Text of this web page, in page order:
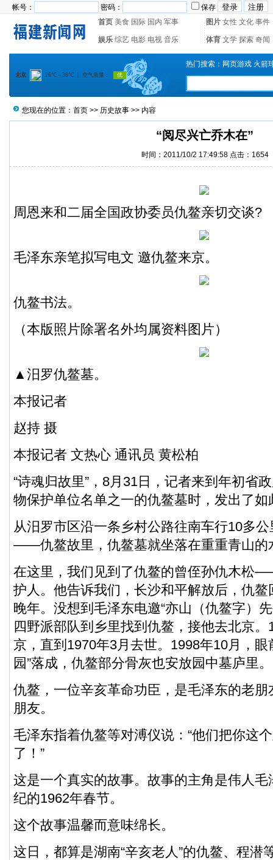
帐号： 密码：
保存
首页 美食 国际 国内 军事 图片 女性 文化 事件
娱乐 综艺 电影 电视 音乐 体育 文学 探索 奇闻
热门搜索： 网页游戏 火箭
您现在的位置： 首页 >> 历史故事 >> 内容
“阅尽兴亡乔木在”
时间：2011/10/2 17:49:58 点击：1654
周恩来和二届全国政协委员仇鳌亲切交谈?
毛泽东亲笔拟写电文 邀仇鳌来京。
仇鳌书法。
（本版照片除署名外均属资料图片）
▲汨罗仇鳌墓。
本报记者
赵持 摄
本报记者 文热心 通讯员 黄松柏
“诗魂归故里”，8月31日，记者来到年初省
物保护单位名单之一的仇鳌墓时，发出了如
从汨罗市区沿一条乡村公路往南车行10多
——仇鳌故里，仇鳌墓就坐落在重重青山的
在这里，我们见到了仇鳌的曾侄孙仇木松
护人。他告诉我们，长沙和平解放后，仇
晚年。没想到毛泽东电邀“亦山（仇鳌字）
四野派部队到乡里找到仇鳌，接他去北京
京，直到1970年3月去世。1998年10月，眼
园”落成，仇鳌部分骨灰也安放园中墓庐里。
仇鳌，一位辛亥革命功臣，是毛泽东的老
朋友。
毛泽东指着仇鳌等对溥仪说：“他们把你这
了！”
这是一个真实的故事。故事的主角是伟人
纪的1962年春节。
这个故事温馨而意味绵长。
这日，都算是湖南“辛亥老人”的仇鳌、程潜